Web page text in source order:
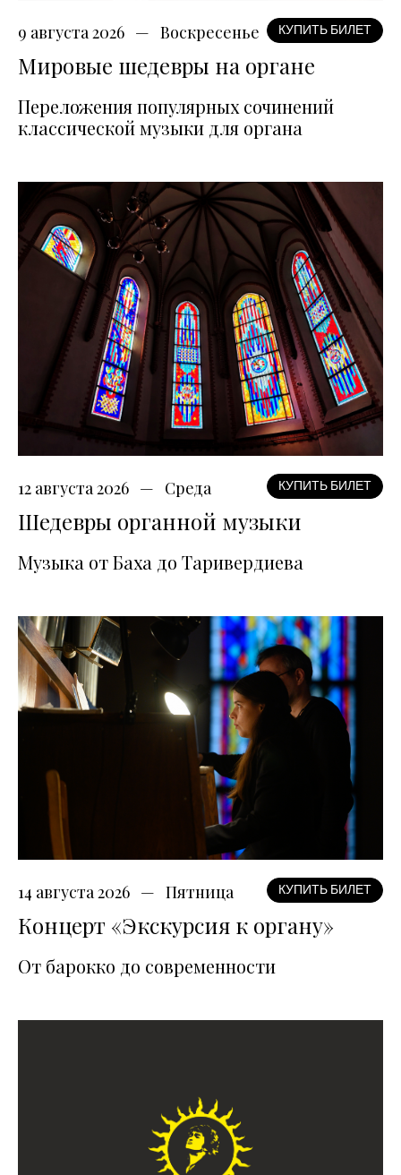
9 августа 2026 Воскресенье КУПИТЬ БИЛЕТ
Мировые шедевры на органе
Переложения популярных сочинений
классической музыки для органа
12 августа 2026 Среда КУПИТЬ БИЛЕТ
Шедевры органной музыки
Музыка от Баха до Таривердиева
14 августа 2026 Пятница КУПИТЬ БИЛЕТ
Концерт «Экскурсия к органу»
От барокко до современности